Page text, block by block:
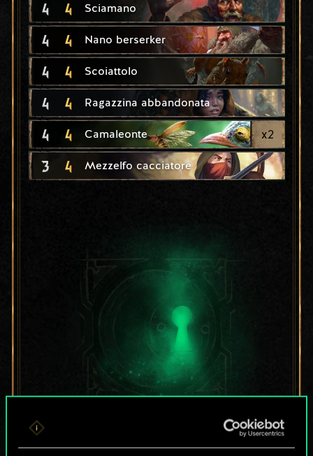
4 4 Sciamano
4 4 Nano berserker
4 4 Scoiattolo
4 4 Ragazzina abbandonata
4 4 Camaleonte x2
3 4 Mezzelfo cacciatore
Per ora, è solo un